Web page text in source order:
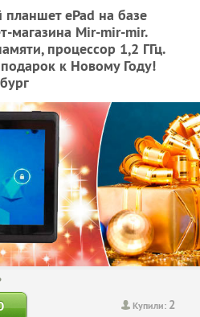
ePad на базе
магазина Mir-mir-mir.
процессор 1,2 ГГц.
к Новому Году!
Купили: 2